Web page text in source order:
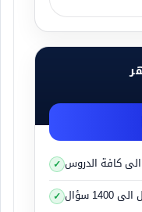
الطريق السريع
كافة الدروس
سؤال